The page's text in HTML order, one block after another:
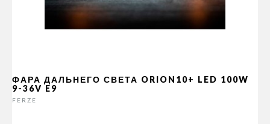
ФАРА ДАЛЬНЕГО СВЕТА ORION10+ LED 100W
9-36V E9
FERZE